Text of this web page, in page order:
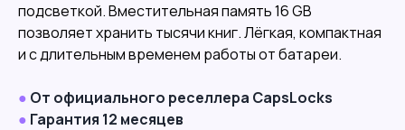
подсветкой. Вместительная память 16 GB
позволяет хранить тысячи книг. Лёгкая, компактная
и с длительным временем работы от батареи.
● От официального реселлера CapsLocks
● Гарантия 12 месяцев